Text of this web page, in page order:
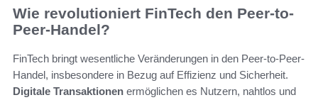
Wie revolutioniert FinTech den Peer-to-
Peer-Handel?
FinTech bringt wesentliche Veränderungen in den Peer-to-Peer-
Handel, insbesondere in Bezug auf Effizienz und Sicherheit.
Digitale Transaktionen ermöglichen es Nutzern, nahtlos und